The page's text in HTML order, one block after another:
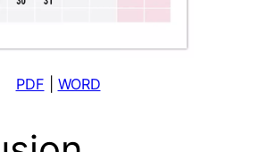
PDF WORD